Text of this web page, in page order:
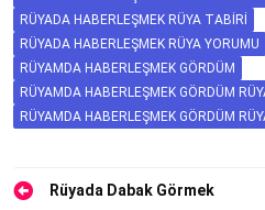
RÜYADA HABERLEŞMEK RÜYA TABIRI
RÜYADA HABERLEŞMEK RÜYA YORUMU
RÜYAMDA HABERLEŞMEK GÖRDÜM
RÜYAMDA HABERLEŞMEK GÖRDÜM
RÜYAMDA HABERLEŞMEK GÖRDÜM
YazıRüyada Dabak Görmek